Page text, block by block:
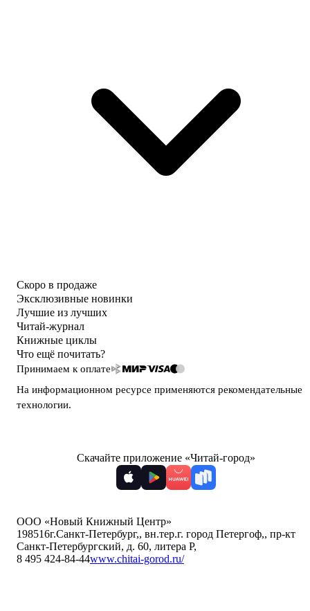
Скоро в продаже
Эксклюзивные новинки
Лучшие из лучших
Читай-журнал
Книжные циклы
Что ещё почитать?
Принимаем к оплате
На информационном ресурсе применяются рекомендательные
технологии.
Скачайте приложение «Читай-город»
ООО «Новый Книжный Центр»
198516г.Санкт-Петербург,, вн.тер.г. город Петергоф,, пр-кт
Санкт-Петербургский, д. 60, литера Р,
8 495 424-84-44www.chitai-gorod.ru/